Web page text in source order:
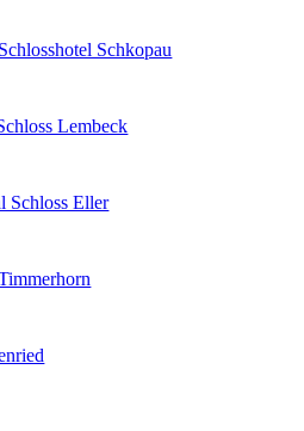
Schkopau
Lembeck
Schloss Eller